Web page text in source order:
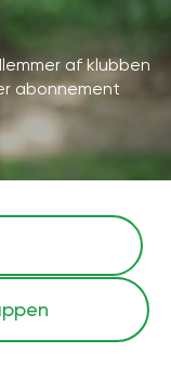
af klubben
abonnement